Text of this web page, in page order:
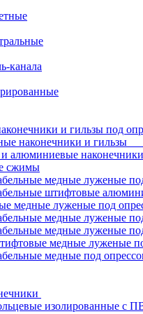
канала
и гильзы под
наконечники и гильзы
алюминиевые
сжимы
медные луженые
штифтовые
медные луженые под
медные луженые
медные луженые
медные луженые
медные под
изолированные с